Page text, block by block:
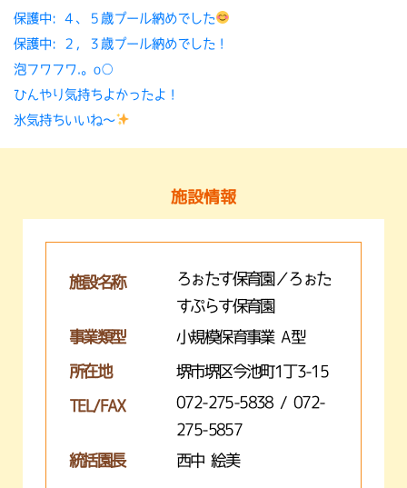
保護中: ４、５歳プール納めでした
保護中: ２，３歳プール納めでした！
泡フワフワ.。o○
ひんやり気持ちよかったよ！
氷気持ちいいね〜
施設情報
施設名称
ろぉたす保育園／ろぉた
すぷらす保育園
事業類型
小規模保育事業 A型
所在地 堺市堺区今池町1丁3-15
TEL/FAX
072-275-5838 / 072-
275-5857
統括園長
西中 絵美